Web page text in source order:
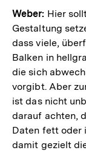
Weber: Hier
Gestaltung
dass viele,
Balken in
die sich
vorgibt. Aber
ist das nicht
darauf achten,
Daten fett oder
damit gezielt